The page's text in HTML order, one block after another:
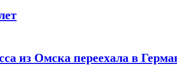
из Омска переехала в